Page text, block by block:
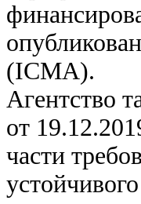
(ICMA).
Агентство
от
части